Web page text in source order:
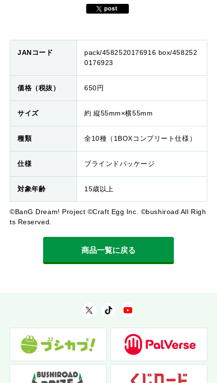
JANコード
pack/4582520176916 box/458252
0176923
価格（税抜） 650円
サイズ 約 縦55mm×横55mm
種類 全10種（1BOXコンプリート仕様）
仕様 ブラインドパッケージ
対象年齢 15歳以上
©BanG Dream! Project ©Craft Egg Inc. ©bushiroad All Righ
ts Reserved.
商品一覧に戻る